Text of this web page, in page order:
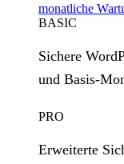
monatliche
BASIC
Sichere
und
PRO
Erweiterte